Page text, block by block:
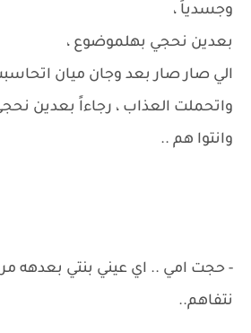
وجسدياً ،
بعدين نحجي بهلموضوع ،
الي صار صار بعد وجان ميان
واتحملت العذاب ، رجاءاً بعدين
وانتوا هم ..
- حجت امي .. اي عيني بنتي بعدهه
نتفاهم..